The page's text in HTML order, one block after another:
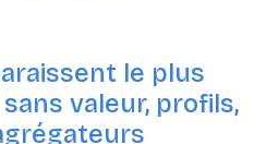
le plus
valeur, profils,